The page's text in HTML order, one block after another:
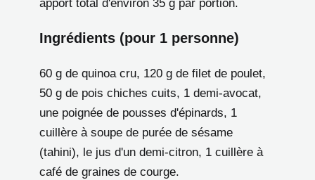
apport total d'environ 35 g par portion.
Ingrédients (pour 1 personne)
60 g de quinoa cru, 120 g de filet de poulet,
50 g de pois chiches cuits, 1 demi-avocat,
une poignée de pousses d'épinards, 1
cuillère à soupe de purée de sésame
(tahini), le jus d'un demi-citron, 1 cuillère à
café de graines de courge.